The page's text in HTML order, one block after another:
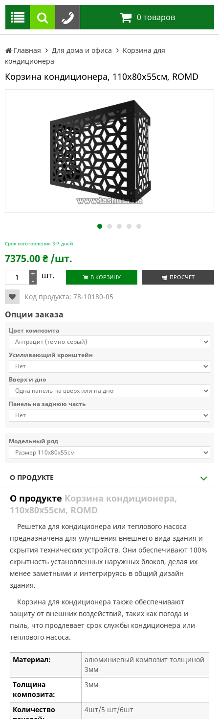
0 товаров
Главная Для дома и офиса
Корзина для
кондиционера
Корзина кондиционера, 110х80х55см, ROMD
1 2 3 4 5
Срок изготовления 3-7 дней
7375.00₴ /шт.
+
- шт. В КОРЗИНУ ПРОСЧЕТ
Код продукта: 78-10180-05
Опции заказа
Цвет композита
Усиливающий кронштейн
Вверх и дно
Панель на заднюю часть
Модельный ряд
О ПРОДУКТЕ
О продукте Корзина кондиционера,
110х80х55см, ROMD
Решетка для кондиционера или теплового насоса
предназначена для улучшения внешнего вида здания и
скрытия технических устройств. Они обеспечивают 100%
скрытность установленных наружных блоков, делая их
менее заметными и интегрируясь в общий дизайн
здания.
Корзина для кондиционера также обеспечивают
защиту от внешних воздействий, таких как погода и
пыль, что продлевает срок службы кондиционера или
теплового насоса.
Материал:
алюминиевый композит толщиной
3мм
Толщина
композита:
3мм
Количество
4шт/5 шт/6шт